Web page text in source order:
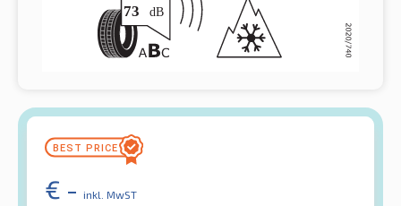
€ - inkl. MwST